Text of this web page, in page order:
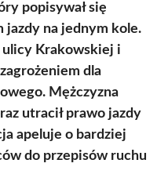
popisywał się
jazdy na jednym kole.
ulicy Krakowskiej i
dla
Mężczyzna
utracił prawo jazdy
apeluje o bardziej
do przepisów ruchu